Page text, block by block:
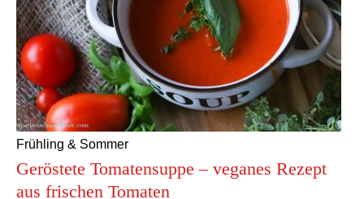
Frühling & Sommer
Geröstete Tomatensuppe – veganes Rezept
aus frischen Tomaten